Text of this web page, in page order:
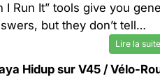
I Run It” tools give you
but they don’t tell…
Lire la suite
Hidup sur V45 / Vélo-